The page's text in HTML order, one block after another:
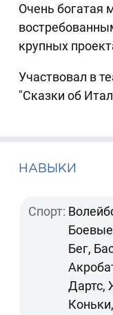
Очень богатая
крупных
Участвовал в
"Сказки об
НАВЫКИ
Спорт:
Боевые
Бег,
Дартс,